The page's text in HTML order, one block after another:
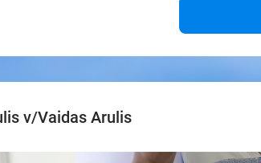
v/Vaidas Arulis